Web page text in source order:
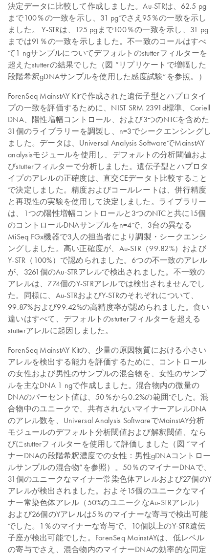
決定データに比較して作成しました。Au-STRは、62.5 pg
まで100％の一致を示し、31 pgでさえ95％の一致を示し
ました。 Y-STRは、125 pgまで100％の一致を示し、31 pg
までは91％の一致を示しました。不一致のコールはすべ
て1 ngサンプルについてデフォルトのstutterフィルターを
超えたstutterの結果でした（図 “リプリケートで増幅した
段階希釈gDNAサンプルを使用した感度試験”を参照。）
ForenSeq MainstAY Kitで作成された遺伝子型とハプロタイ
プの一致を評価するために、NIST SRM 2391d標準、Coriell
DNA、陽性増幅コントロール、および3つのNTCを含めた
31個のライブラリーを調製し、n=3でシークエンシングし
ました。データは、Universal Analysis SoftwareでMainstAY
analysisモジュールを使用し、デフォルトの分析閾値およ
びstutterフィルターで分析しました。遺伝子型とハプロタ
イプのアレルの正確度は、直交CEデータト比較すること
で決定しました。精度およびコールレートは、併行精度
と再現性の実験を使用して決定しました。ライブラリー
は、1つの陽性増幅コントロールと3つのNTCと共に15個
のコントロールDNAサンプルをn=4で、3台の異なる
MiSeq FGx機器で3人の担当者により調製・シークエンシ
ングしました。高い正確度が、Au-STR（99.82%）および
Y-STR（100%）で認められました。6つの不一致のアレル
が、3261個のAu-STRアレルで検出されました。不一致の
アレルは、774個のY-STRアレルでは検出されませんでし
た。同様に、Au-STRおよびY-STRのそれぞれについて、
99.87%および99.42%の高精度率が認められました。食い
違いはすべて、デフォルトのstutterフィルターを超える
stutterアレルに起因しました。
ForenSeq MainstAY Kitの、少量の原因物質における小さい
アレルを検出する能力を評価するために、コントロール
の女性および男性のサンプルの混合物を、女性のサンプ
ルを主なDNA 1 ngで作成しました。混合物内の微量の
DNAのパーセント値は、50％から0.2%の範囲でした。混
合物中のユニークで、共有されないマイナーアレルDNA
のアレル数を、Universal Analysis SoftwareでMainstAY分析
モジュールのデフォルト分析閾値および解釈閾値、なら
びにstutterフィルターを使用して評価しました（図 “マイ
ナーDNAの段階希釈濃度での女性：男性gDNAコントロー
ルサンプルの混合物”を参照）。50％のマイナーDNAで、
31個のユニークなマイナー常染色体アレルおよび27個のY
アレルが検出されました。およそ15個のユニークなマイ
ナー常染色体アレル（50%のユニークなAu-STRアレル）
および26個のYアレルは5％のマイナーな寄与で検出可能
でした。1％のマイナーな寄与で、10個以上のY-STR遺伝
子座が検出可能でした。ForenSeq MainstAYは、低レベル
の寄与でさえ、混合物内のマイナーDNAの効率的な同定